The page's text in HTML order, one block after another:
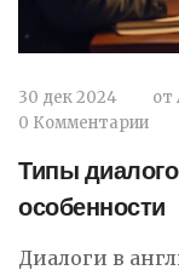
30 дек 2024 от
0 Комментарии
Типы
особенности
Диалоги в